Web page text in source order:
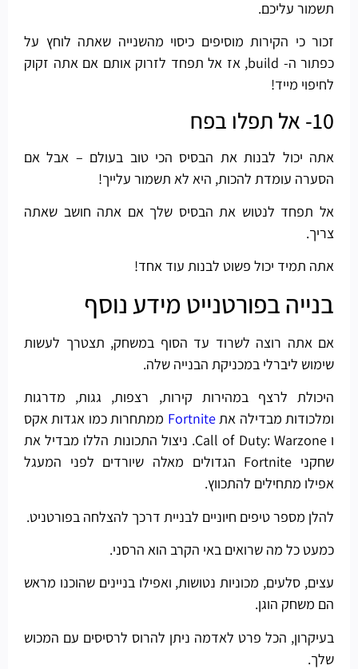
תשמור עליכם.
זכור כי הקירות מוסיפים כיסוי מהשנייה שאתה לוחץ על
כפתור ה- build, אז אל תפחד לזרוק אותם אם אתה זקוק
לחיפוי מייד!
10- אל תפלו בפח
אתה יכול לבנות את הבסיס הכי טוב בעולם – אבל אם
הסערה עומדת להכות, היא לא תשמור עלייך!
אל תפחד לנטוש את הבסיס שלך אם אתה חושב שאתה
צריך.
אתה תמיד יכול פשוט לבנות עוד אחד!
בנייה בפורטנייט מידע נוסף
אם אתה רוצה לשרוד עד הסוף במשחק, תצטרך לעשות
שימוש ליברלי במכניקת הבנייה שלה.
היכולת לרצף במהירות קירות, רצפות, גגות, מדרגות
ומלכודות מבדילה אתFortnite ממתחרות כמו אגדות אקס
ו Call of Duty: Warzone. ניצול התכונות הללו מבדיל את
שחקני Fortnite הגדולים מאלה שיורדים לפני המעגל
אפילו מתחילים להתכווץ.
להלן מספר טיפים חיוניים לבניית דרכך להצלחה בפורטניט.
כמעט כל מה שרואים באי הקרב הוא הרסני.
עצים, סלעים, מכוניות נטושות, ואפילו בניינים שהוכנו מראש
הם משחק הוגן.
בעיקרון, הכל פרט לאדמה ניתן להרוס לרסיסים עם המכוש
שלך.